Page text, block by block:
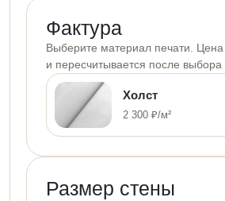
Фактура
Выберите материал печати. Цена
и пересчитывается после выбора
Холст
2 300 ₽/м²
Размер стены